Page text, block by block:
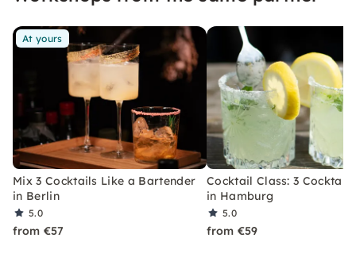
At yours
Mix 3 Cocktails Like a Bartender
in Berlin
5.0
from €57
Cocktail Class: 3
in Hamburg
5.0
from €59